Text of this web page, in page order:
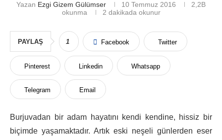
Yazan Ezgi Gizem Gülümser 10 Temmuz 2016
2,2B
okunma
2 dakikada okunur
PAYLAŞ 1 Facebook Twitter
Pinterest Linkedin Whatsapp
Telegram Email
Burjuvadan bir adam hayatını kendi kendine, hissiz bir
biçimde yaşamaktadır. Artık eski neşeli günlerden eser